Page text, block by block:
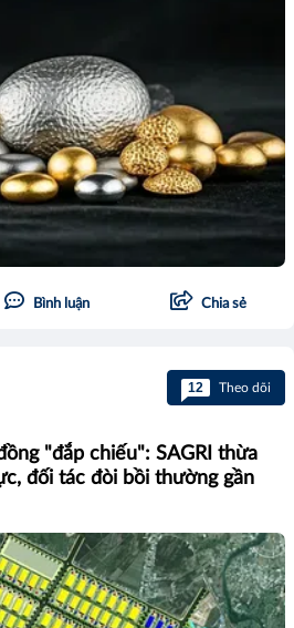
Bình luận Chia sẻ
12 Theo dõi
"đắp chiếu": SAGRI thừa
đối tác đòi bồi thường gần